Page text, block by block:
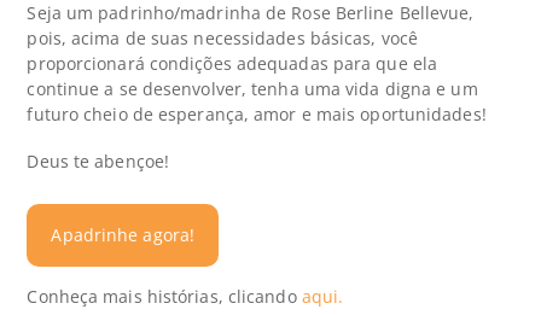
Seja um padrinho/madrinha de Rose Berline Bellevue,
pois, acima de suas necessidades básicas, você
proporcionará condições adequadas para que ela
continue a se desenvolver, tenha uma vida digna e um
futuro cheio de esperança, amor e mais oportunidades!
Deus te abençoe!
Apadrinhe agora!
Conheça mais histórias, clicando aqui.